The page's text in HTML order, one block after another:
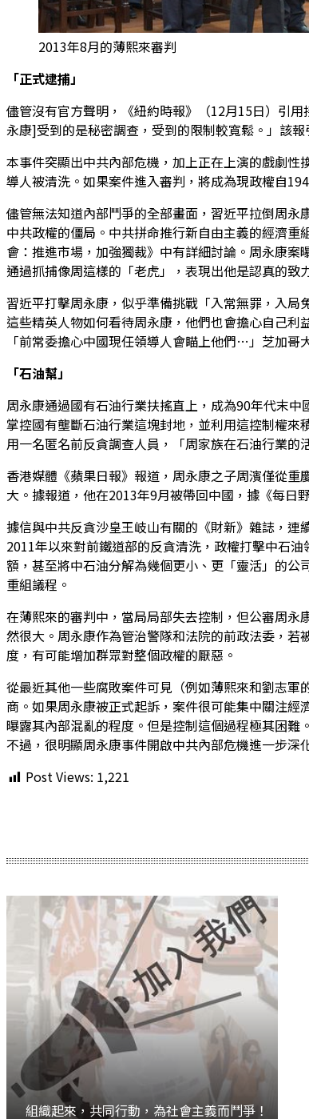
2013年8月的薄熙來審判
「正式逮捕」
儘管沒有官方聲明，《紐約時報》（12月15日）引
永康]受到的是秘密調查，受到的限制較寬鬆。」該
本事件突顯出中共內部危機，加上正在上演的戲劇
導人被清洗。如果案件進入審判，將成為現政權自
儘管無法知道內部鬥爭的全部畫面，習近平拉倒周
中共政權的僵局。中共拼命推行新自由主義的經濟
會：推進市場，加強獨裁》中有詳細討論。周永康
通過抓捕像周這樣的「老虎」，表現出他是認真的
習近平打擊周永康，似乎準備挑戰「入常無罪，入
這些精英人物如何看待周永康，他們也會擔心自己
「前常委擔心中國現任領導人會瞄上他們…」芝加哥
「石油幫」
周永康通過國有石油行業扶搖直上，成為90年代末
掌控國有壟斷石油行業這塊封地，並利用這控制權
用一名匿名前反貪調查人員，「周家族在石油行業的
香港媒體《蘋果日報》報道，周永康之子周濱僅從
大。據報道，他在2013年9月被帶回中國，據《每日
據信與中共反貪沙皇王岐山有關的《財新》雜誌，
2011年以來對前鐵道部的反貪清洗，政權打擊中石
額，甚至將中石油分解為幾個更小、更「靈活」的
重組議程。
在薄熙來的審判中，當局局部失去控制，但公審周
然很大。周永康作為管治警隊和法院的前政法委，
度，有可能增加群眾對整個政權的厭惡。
從最近其他一些腐敗案件可見（例如薄熙來和劉志
商。如果周永康被正式起訴，案件很可能集中關注
曝露其內部混亂的程度。但是控制這個過程極其困
不過，很明顯周永康事件開啟中共內部危機進一步深
Post Views: 1,221
組織起來，共同行動，為社會主義而鬥爭！